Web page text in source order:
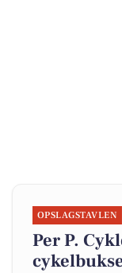
OPSLAGSTAVLEN
Per P.